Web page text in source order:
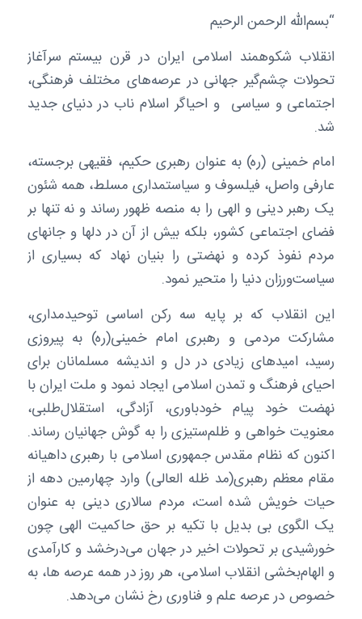
“بسم‌الله الرحمن الرحیم
انقلاب شکوهمند اسلامی ایران در قرن بیستم سرآغاز
تحولات چشم‌گیر جهانی در عرصه‌های مختلف فرهنگی،
اجتماعی و سیاسی و احیاگر اسلام ناب در دنیای جدید
شد.
امام خمینی (ره) به عنوان رهبری حکیم، فقیهی برجسته،
عارفی واصل، فیلسوف و سیاستمداری مسلط، همه شئون
یک رهبر دینی و الهی را به منصه ظهور رساند و نه تنها بر
فضای اجتماعی کشور، بلکه بیش از آن در دلها و جانهای
مردم نفوذ کرده و نهضتی را بنیان نهاد که بسیاری از
سیاست‌ورزان دنیا را متحیر نمود.
این انقلاب که بر پایه سه رکن اساسی توحیدمداری،
‌مشارکت مردمی و رهبری امام خمینی(ره) به پیروزی
رسید، امیدهای زیادی در دل و اندیشه مسلمانان برای
احیای فرهنگ و تمدن اسلامی ایجاد نمود و ملت ایران با
نهضت خود پیام خودباوری، آزادگی، ‌استقلال‌طلبی،
معنویت خواهی و ظلم‌ستیزی را به گوش جهانیان رساند.
اکنون که نظام مقدس جمهوری اسلامی با رهبری داهیانه
مقام معظم رهبری(مد ظله العالی) وارد چهارمین دهه از
حیات خویش شده است، مردم سالاری دینی به عنوان
یک الگوی بی بدیل با تکیه بر حق حاکمیت الهی چون
خورشیدی بر تحولات اخیر در جهان می‌درخشد و کارآمدی
و الهام‌بخشی انقلاب اسلامی، هر روز در همه عرصه ها، به
خصوص در عرصه علم و فناوری رخ نشان می‌دهد.